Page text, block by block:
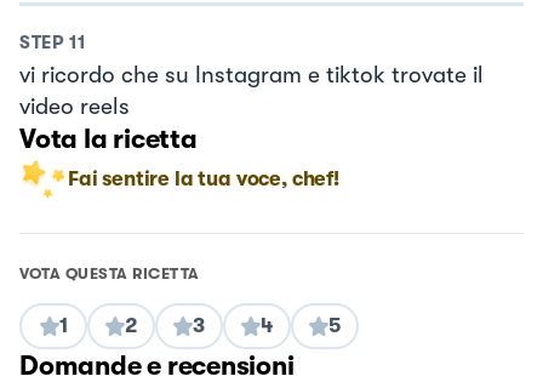
STEP 11
vi ricordo che su Instagram e tiktok trovate il
video reels
Vota la ricetta
Fai sentire la tua voce, chef!
VOTA QUESTA RICETTA
1 2 3 4 5
Domande e recensioni